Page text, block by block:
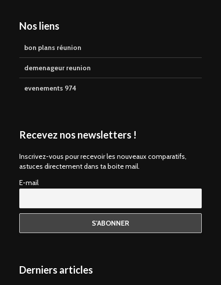
Nos liens
bon plans réunion
demenageur reunion
evenements 974
Recevez nos newsletters !
Inscrivez-vous pour recevoir les nouveaux comparatifs,
astuces directement dans ta boite mail.
E-mail
Derniers articles